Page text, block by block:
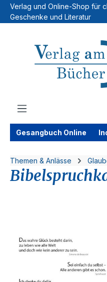
Zum Hauptinhalt springen
Verlag und Online-Shop für
Geschenke und Literatur
Gesangbuch Online
Themen & Anlässe